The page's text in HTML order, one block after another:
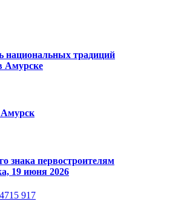
национальных традиций
Амурске
Амурск
знака первостроителям
19 июня 2026